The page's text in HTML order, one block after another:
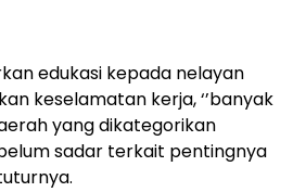
edukasi kepada nelayan
keselamatan kerja, ‘’banyak
yang dikategorikan
sadar terkait pentingnya